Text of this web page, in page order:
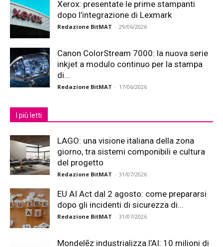
Xerox: presentate le prime stampanti
dopo l’integrazione di Lexmark
Redazione BitMAT - 29/06/2026
Canon ColorStream 7000: la nuova serie
inkjet a modulo continuo per la stampa
di...
Redazione BitMAT - 17/06/2026
I più letti
LAGO: una visione italiana della zona
giorno, tra sistemi componibili e cultura
del progetto
Redazione BitMAT - 31/07/2026
EU AI Act dal 2 agosto: come prepararsi
dopo gli incidenti di sicurezza di...
Redazione BitMAT - 31/07/2026
Mondelēz industrializza l’AI: 10 milioni di